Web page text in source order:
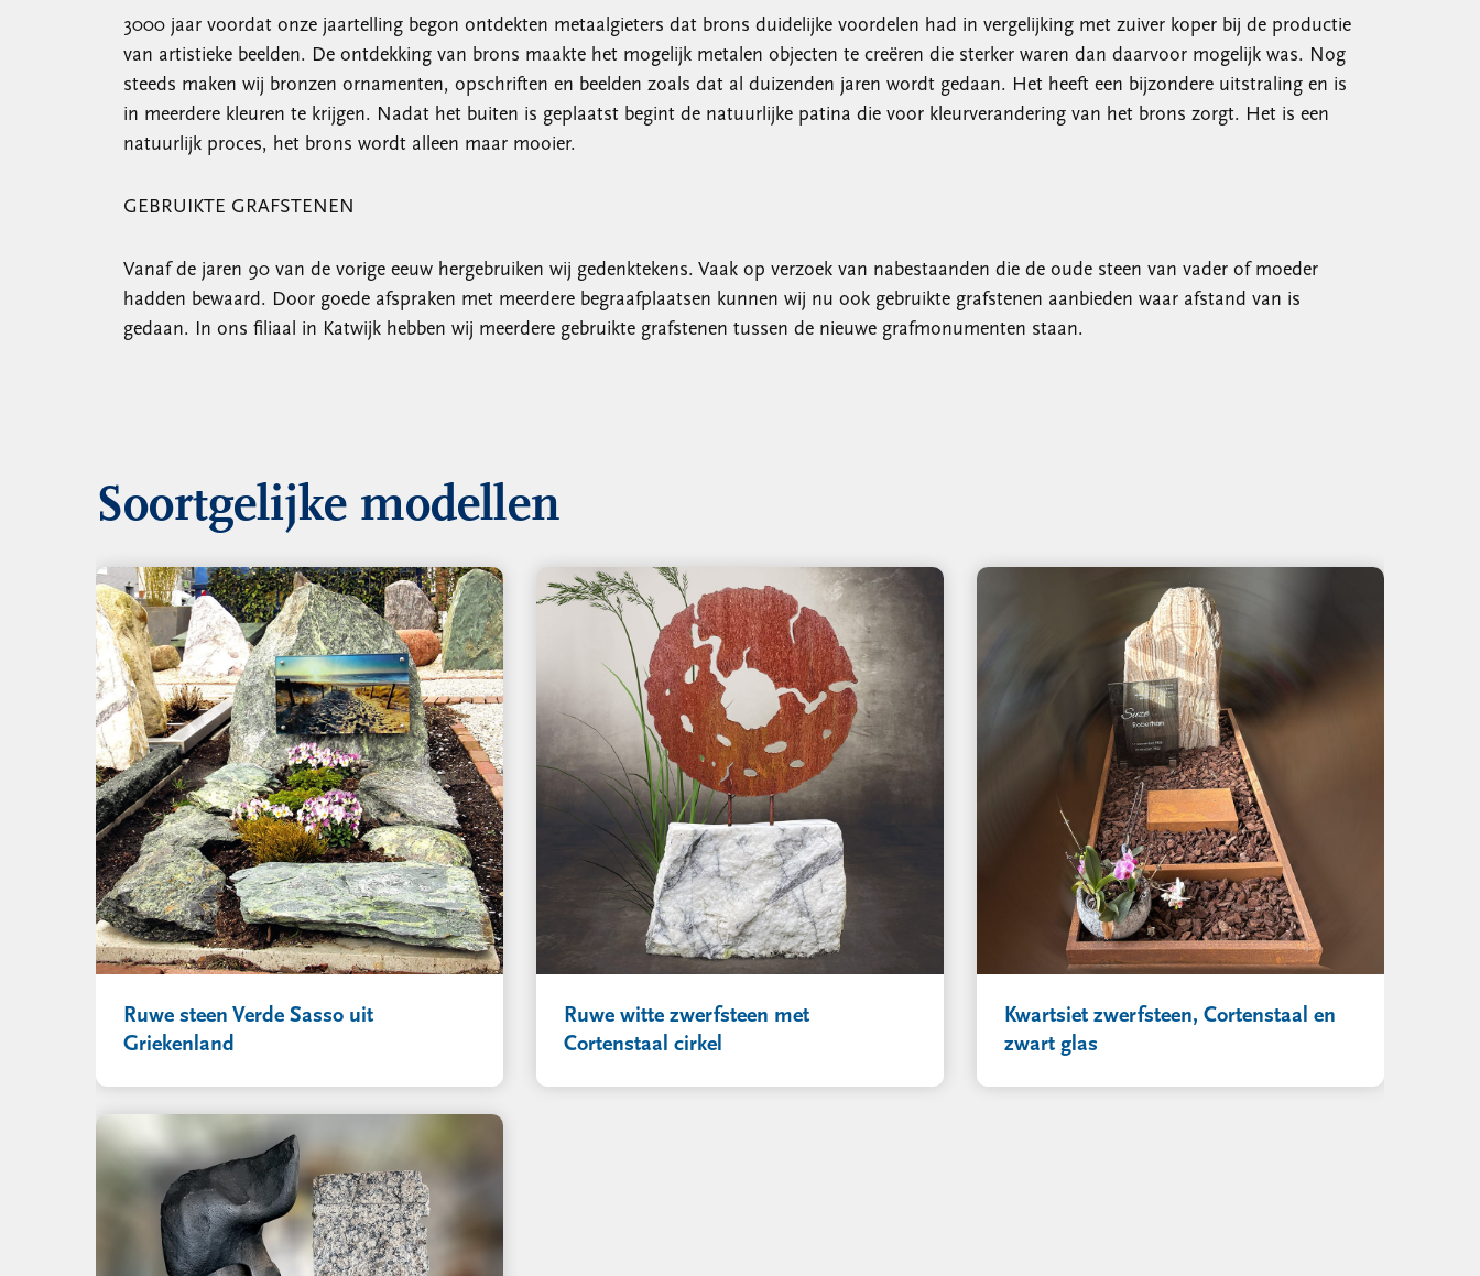
3000 jaar voordat onze jaartelling begon ontdekten metaalgieters dat brons duidelijke voordelen had in vergelijking met zuiver koper bij de productie
van artistieke beelden. De ontdekking van brons maakte het mogelijk metalen objecten te creëren die sterker waren dan daarvoor mogelijk was. Nog
steeds maken wij bronzen ornamenten, opschriften en beelden zoals dat al duizenden jaren wordt gedaan. Het heeft een bijzondere uitstraling en is
in meerdere kleuren te krijgen. Nadat het buiten is geplaatst begint de natuurlijke patina die voor kleurverandering van het brons zorgt. Het is een
natuurlijk proces, het brons wordt alleen maar mooier.
GEBRUIKTE GRAFSTENEN
Vanaf de jaren 90 van de vorige eeuw hergebruiken wij gedenktekens. Vaak op verzoek van nabestaanden die de oude steen van vader of moeder
hadden bewaard. Door goede afspraken met meerdere begraafplaatsen kunnen wij nu ook gebruikte grafstenen aanbieden waar afstand van is
gedaan. In ons filiaal in Katwijk hebben wij meerdere gebruikte grafstenen tussen de nieuwe grafmonumenten staan.
Soortgelijke modellen
Ruwe steen Verde Sasso uit
Griekenland
Ruwe witte zwerfsteen met
Cortenstaal cirkel
Kwartsiet zwerfsteen, Cortenstaal en
zwart glas